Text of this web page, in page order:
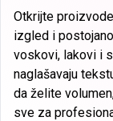
Otkrijte
izgled i
voskovi, lakovi i
naglašavaju
da želite
sve za